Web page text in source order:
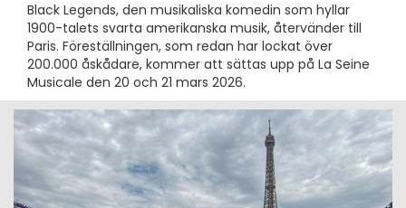
Black Legends, den musikaliska komedin som hyllar
1900-talets svarta amerikanska musik, återvänder till
Paris. Föreställningen, som redan har lockat över
200.000 åskådare, kommer att sättas upp på La Seine
Musicale den 20 och 21 mars 2026.